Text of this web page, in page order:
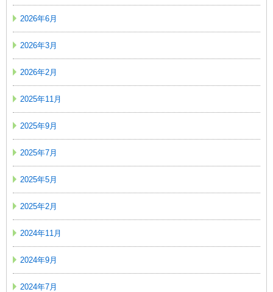
2026年6月
2026年3月
2026年2月
2025年11月
2025年9月
2025年7月
2025年5月
2025年2月
2024年11月
2024年9月
2024年7月